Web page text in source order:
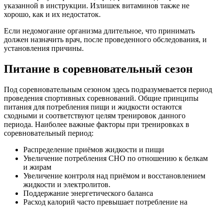
указанной в инструкции. Излишек витаминов также не
хорошо, как и их недостаток.
Если недомогание организма длительное, что принимать
должен назначить врач, после проведенного обследования, и
установления причины.
Питание в соревновательный сезон
Под соревновательным сезоном здесь подразумевается период
проведения спортивных соревнований. Общие принципы
питания для потребления пищи и жидкости остаются
сходными и соответствуют целям тренировок данного
периода. Наиболее важные факторы при тренировках в
соревновательный период:
Распределение приёмов жидкости и пищи
Увеличение потребления СНО по отношению к белкам
и жирам
Увеличение контроля над приёмом и восстановлением
жидкости и электролитов.
Поддержание энергетического баланса
Расход калорий часто превышает потребление на